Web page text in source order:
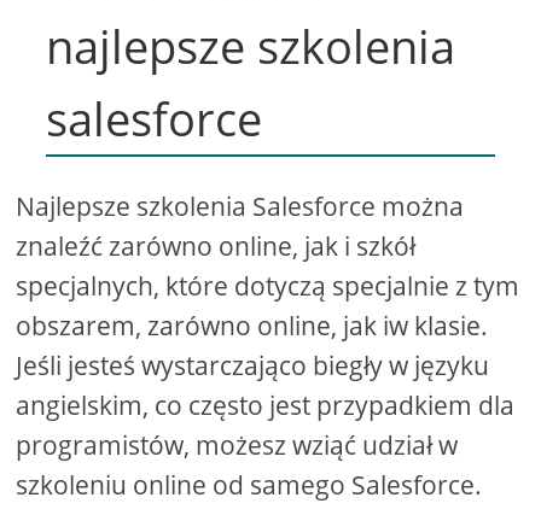
najlepsze szkolenia
salesforce
Najlepsze szkolenia Salesforce można
znaleźć zarówno online, jak i szkół
specjalnych, które dotyczą specjalnie z tym
obszarem, zarówno online, jak iw klasie.
Jeśli jesteś wystarczająco biegły w języku
angielskim, co często jest przypadkiem dla
programistów, możesz wziąć udział w
szkoleniu online od samego Salesforce.